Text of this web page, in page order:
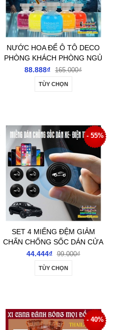
NƯỚC HOA ĐỂ Ô TÔ DECO
PHÒNG KHÁCH PHÒNG NGỦ
BÀN LÀM VIỆC
88.888₫ 165.000₫
TÙY CHỌN
- 55%
SET 4 MIẾNG ĐỆM GIẢM
CHẤN CHỐNG SỐC DÁN CỬA
XE Ô TÔ- ĐIỆN THOẠI
44.444₫ 99.000₫
TÙY CHỌN
- 40%